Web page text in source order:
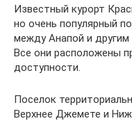
Известный курорт
но очень популярный
между Анапой и
Все они расположены
доступности.
Поселок
Верхнее Джемете и